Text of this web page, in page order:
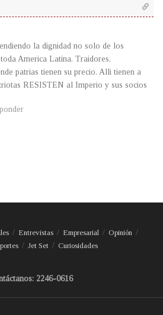
la dignidad no solo de los
America Latina. Traidores,
patrias tienen su precio. Alli tienen a
RESISTEN al Imperio y sus socios
Entrevistas Empresarial
Opinión
Jet Set Curiosidades
2246-0616